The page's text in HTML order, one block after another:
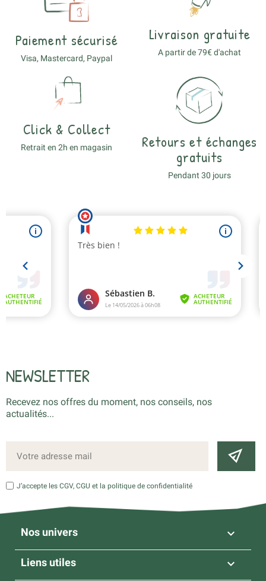
Paiement sécurisé
Visa, Mastercard, Paypal
Livraison gratuite
A partir de 79€ d'achat
Click & Collect
Retrait en 2h en magasin
Retours et échanges
gratuits
Pendant 30 jours
NEWSLETTER
Recevez nos offres du moment, nos conseils, nos
actualités...
J’accepte les CGV, CGU et la politique de confidentialité
Nos univers 
Liens utiles 